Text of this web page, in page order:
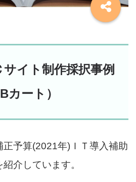
イト制作採択事例
Bカート）
予算(2021年)ＩＴ導入補助
介しています。